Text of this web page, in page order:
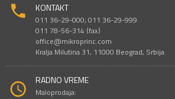
KONTAKT
011 36-29-000; 011 36-29-999
011 78-56-314 (fax)
office@mikroprinc.com
Kralja Milutina 31, 11000 Beograd, Srbija
RADNO VREME
Maloprodaja: